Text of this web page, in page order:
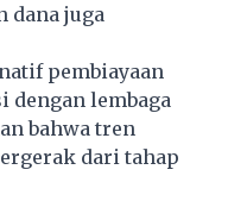
dana juga
pembiayaan
lembaga
bahwa tren
dari tahap